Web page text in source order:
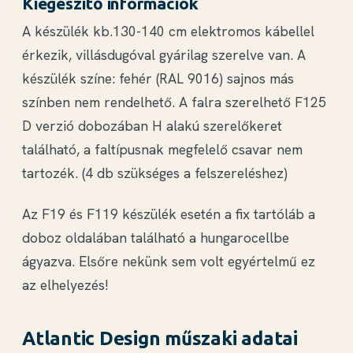
Atlantic FX9 fűtőpanel család
Az Atlantic fűtőpanelek fehér színben
érhetők el
A készülék fehér színét jól tartja és évekig dísze
lehet lakásának. Ha szeretné színkód alapján
beazonosítani a fűtőtest színét, keresse az alábbi
túlmelegedés abban az esetben állhat elő, ha a
készülék fűtőrácsát valami eltakarja. (Az
elektromos fűtőtesteket tilos letakarni, de ha a
macska leszakítja a függönyt jól jöhet az extra
védelem. )
Hordozható fűtőtest vagy falra szerelt
A készülék kb.130-140 cm elektromos kábellel
érkezik, villásdugóval gyárilag szerelve van. A
készülék színe: fehér (RAL 9016) sajnos más
színben nem rendelhető. A falra szerelhető F125
D verzió dobozában H alakú szerelőkeret
található, a faltípusnak megfelelő csavar nem
tartozék. (4 db szükséges a felszereléshez)
Az F19 és F119 készülék esetén a fix tartóláb a
doboz oldalában található a hungarocellbe
ágyazva. Elsőre nekünk sem volt egyértelmű ez
az elhelyezés!
Atlantic Design műszaki adatai